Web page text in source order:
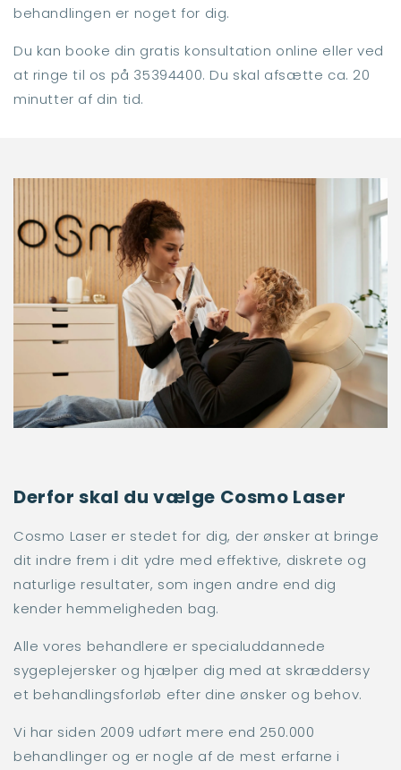
behandlingen er noget for dig.
Du kan booke din gratis konsultation online eller ved
at ringe til os på 35394400. Du skal afsætte ca. 20
minutter af din tid.
Derfor skal du vælge Cosmo Laser
Cosmo Laser er stedet for dig, der ønsker at bringe
dit indre frem i dit ydre med effektive, diskrete og
naturlige resultater, som ingen andre end dig
kender hemmeligheden bag.
Alle vores behandlere er specialuddannede
sygeplejersker og hjælper dig med at skræddersy
et behandlingsforløb efter dine ønsker og behov.
Vi har siden 2009 udført mere end 250.000
behandlinger og er nogle af de mest erfarne i